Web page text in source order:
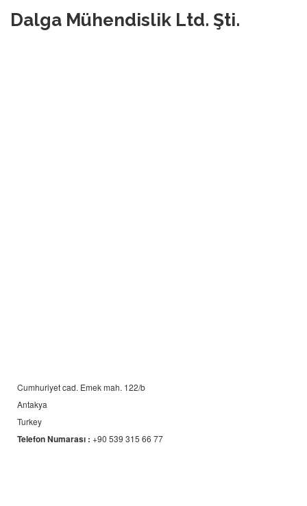
Dalga Mühendislik Ltd. Şti.
Cumhuriyet cad. Emek mah. 122/b
Antakya
Turkey
Telefon Numarası : +90 539 315 66 77